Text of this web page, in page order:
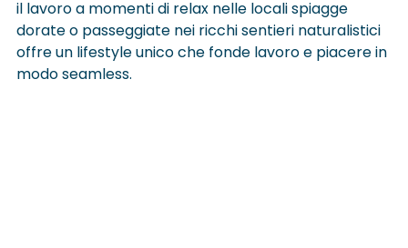
il lavoro a momenti di relax nelle locali spiagge
dorate o passeggiate nei ricchi sentieri naturalistici
offre un lifestyle unico che fonde lavoro e piacere in
modo seamless.